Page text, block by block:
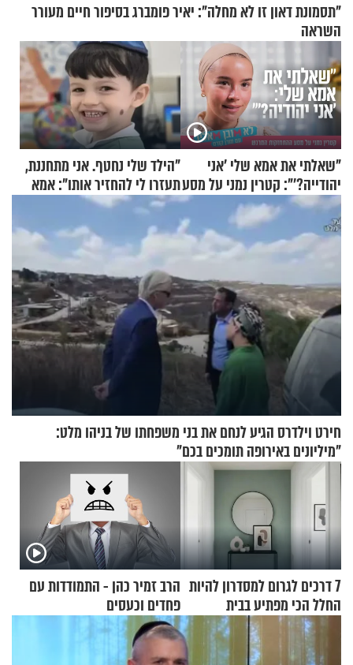
"תסמונת דאון זו לא מחלה": יאיר פומברג בסיפור חיים מעורר
השראה
"שאלתי את אמא שלי 'אני
יהודייה?'": קטרין נמני על מסע
ההתחזקות המרגש
"הילד שלי נחטף. אני מתחננת,
תעזרו לי להחזיר אותו": אמא
של יובל בן ה-4 בריאיון דומע
חירט וילדרס הגיע לנחם את בני משפחתו של בניהו מלט:
"מיליונים באירופה תומכים בכם"
7 דרכים לגרום למסדרון להיות
החלל הכי מפתיע בבית
הרב זמיר כהן - התמודדות עם
פחדים וכעסים